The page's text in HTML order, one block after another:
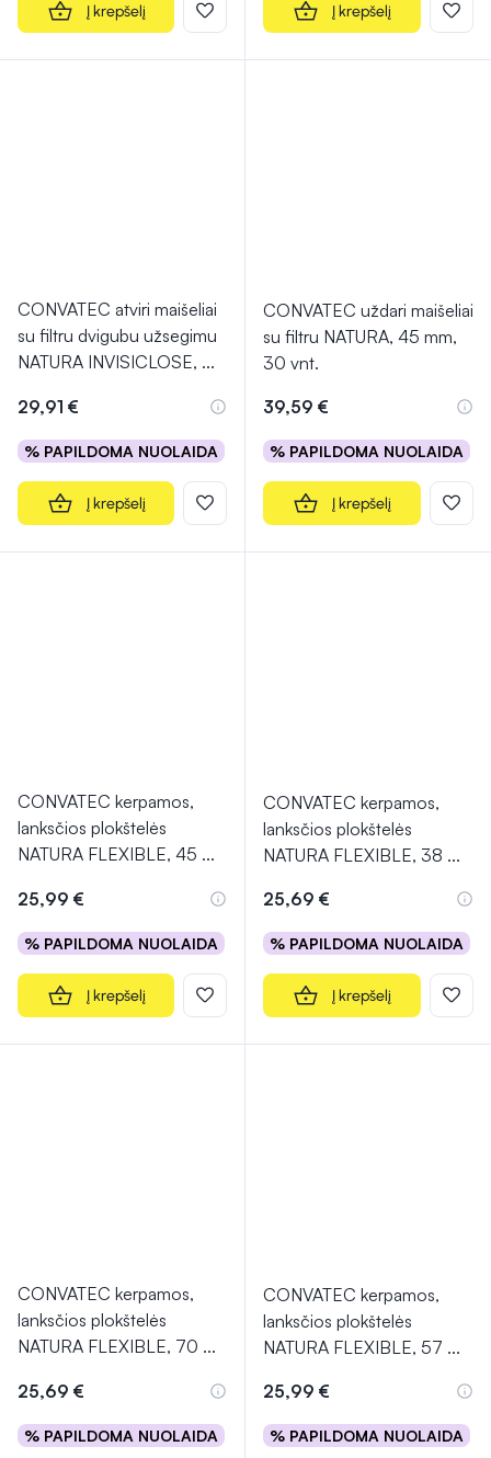
Į krepšelį Į krepšelį
CONVATEC atviri maišeliai
su filtru dvigubu užsegimu
NATURA INVISICLOSE, ...
29,91 €
% PAPILDOMA NUOLAIDA
Į krepšelį
CONVATEC uždari maišeliai
su filtru NATURA, 45 mm,
30 vnt.
39,59 €
% PAPILDOMA NUOLAIDA
Į krepšelį
CONVATEC kerpamos,
lanksčios plokštelės
NATURA FLEXIBLE, 45 ...
25,99 €
% PAPILDOMA NUOLAIDA
Į krepšelį
CONVATEC kerpamos,
lanksčios plokštelės
NATURA FLEXIBLE, 38 ...
25,69 €
% PAPILDOMA NUOLAIDA
Į krepšelį
CONVATEC kerpamos,
lanksčios plokštelės
NATURA FLEXIBLE, 70 ...
25,69 €
% PAPILDOMA NUOLAIDA
CONVATEC kerpamos,
lanksčios plokštelės
NATURA FLEXIBLE, 57 ...
25,99 €
% PAPILDOMA NUOLAIDA